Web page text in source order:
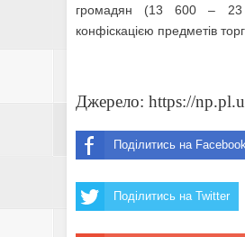
громадян (13 600 –
конфіскацією предметів
Джерело: https://
Поділитись на
Поділитись на Twitter